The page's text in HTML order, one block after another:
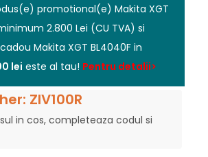
promotional(e) Makita XGT
2.800 Lei (CU TVA) si
Makita XGT BL4040F in
lei este al tau! Pentru detalii>
ZIV100R
in cos, completeaza codul si